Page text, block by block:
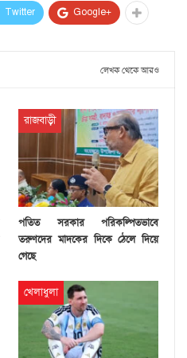
Twitter Google+
লেখক থেকে আরও
রাজবাড়ী
পতিত সরকার পরিকল্পিতভাবে
তরুণদের মাদকের দিকে ঠেলে দিয়ে
গেছে
খেলাধুলা